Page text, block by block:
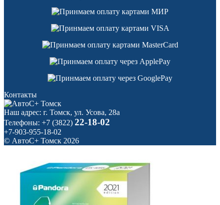
Контакты
Наш адрес: г. Томск, ул. Усова, 28а
Телефоны: +7 (3822) 22-18-02
+7-903-955-18-02
© АвтоС+ Томск 2026